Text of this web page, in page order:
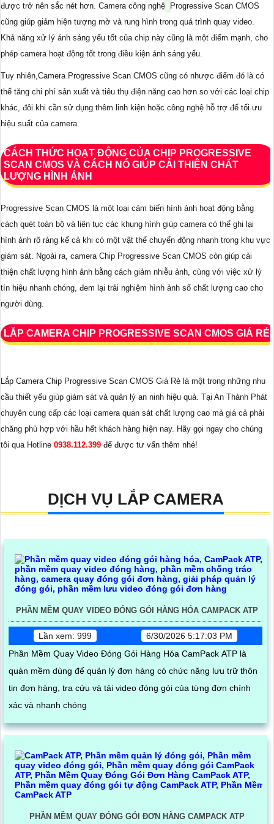
được trở nên sắc nét hơn. Camera công nghệ Progressive Scan CMOS
cũng giúp giảm hiện tượng mờ và rung hình trong quá trình quay video.
Khả năng xử lý ánh sáng yếu tốt của chip này cũng là một điểm mạnh, cho
phép camera hoạt động tốt trong điều kiện ánh sáng yếu.
Tuy nhiên,Camera Progressive Scan CMOS cũng có nhược điểm đó là có
thể tăng chi phí sản xuất và tiêu thụ điện năng cao hơn so với các loại chip
khác, đôi khi cần sử dụng thêm linh kiện hoặc công nghệ hỗ trợ để tối ưu
hiệu suất của camera.
CÁCH THỨC HOẠT ĐỘNG CỦA CHIP PROGRESSIVE
SCAN CMOS VÀ CÁCH NÓ GIÚP CẢI THIỆN CHẤT
LƯỢNG HÌNH ẢNH
Progressive Scan CMOS là một loại cảm biến hình ảnh hoạt động bằng
cách quét toàn bộ và liên tục các khung hình giúp camera có thể ghi lại
hình ảnh rõ ràng kể cả khi có một vật thể chuyển động nhanh trong khu vực
giám sát. Ngoài ra, camera Chip Progressive Scan CMOS còn giúp cải
thiện chất lượng hình ảnh bằng cách giảm nhiễu ảnh, cùng với việc xử lý
tín hiệu nhanh chóng, đem lại trải nghiệm hình ảnh số chất lượng cao cho
người dùng.
LẮP CAMERA CHIP PROGRESSIVE SCAN CMOS GIÁ RẺ
Lắp Camera Chip Progressive Scan CMOS Giá Rẻ là một trong những nhu
cầu thiết yếu giúp giám sát và quản lý an ninh hiệu quả. Tại An Thành Phát
chuyên cung cấp các loại camera quan sát chất lượng cao mà giá cả phải
chăng phù hợp với hầu hết khách hàng hiện nay. Hãy gọi ngay cho chúng
tôi qua Hotline 0938.112.399 để được tư vấn thêm nhé!
DỊCH VỤ LẮP CAMERA
PHẦN MỀM QUAY VIDEO ĐÓNG GÓI HÀNG HÓA CAMPACK ATP
Lần xem: 999
6/30/2026 5:17:03 PM
Phần Mềm Quay Video Đóng Gói Hàng Hóa CamPack ATP là
quàn mềm dùng để quản lý đơn hàng có chức năng lưu trữ thôn
tin đơn hàng, tra cứu và tải video đóng gói của từng đơn chính
xác và nhanh chóng
PHẦN MỀM QUAY ĐÓNG GÓI ĐƠN HÀNG CAMPACK ATP